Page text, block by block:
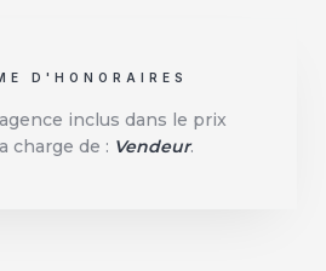
D'HONORAIRES
inclus dans le prix
charge de : Vendeur.